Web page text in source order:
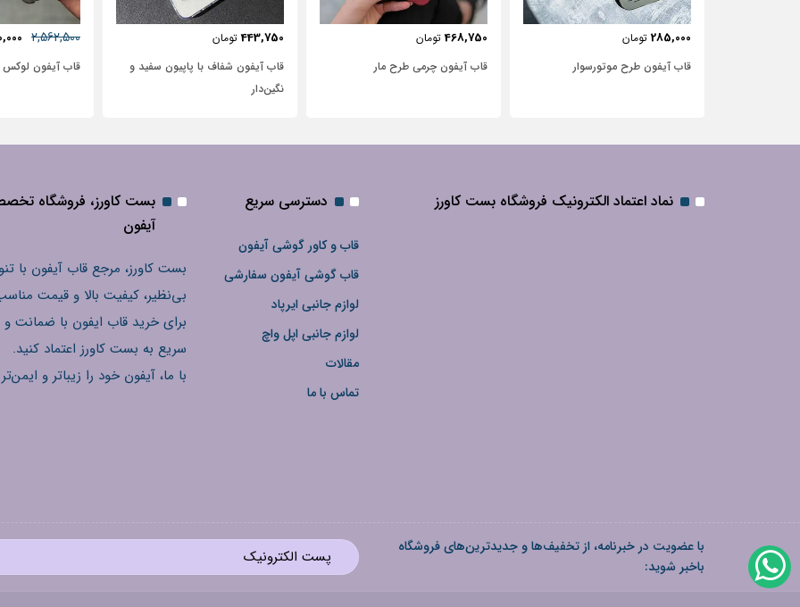
468,750 تومان
قاب آیفون چرمی طرح مار
443,750 تومان
قاب آیفون شفاف با پاپیون سفید و
2,562,500
2,950,000
قاب آیفون لوکس بامپر OATSBASF
631,250
نماد اعتماد الکترونیک فروشگاه بست کاورز دسترسی سریع
قاب و کاور گوشی آیفون
قاب گوشی آیفون سفارشی
لوازم جانبی ایرپاد
لوازم جانبی اپل واچ
مقالات
تماس با ما
بست کاورز، فروشگاه
آیفون
بست کاورز، مرجع قاب آیفون با
بی‌نظیر، کیفیت بالا و قیمت
برای خرید قاب ایفون با ضمانت و
سریع به بست کاورز اعتماد کنید.
با ما، آیفون خود را زیباتر و
با عضویت در خبرنامه، از تخفیف‌ها و جدیدترین‌های فروشگاه
باخبر شوید: